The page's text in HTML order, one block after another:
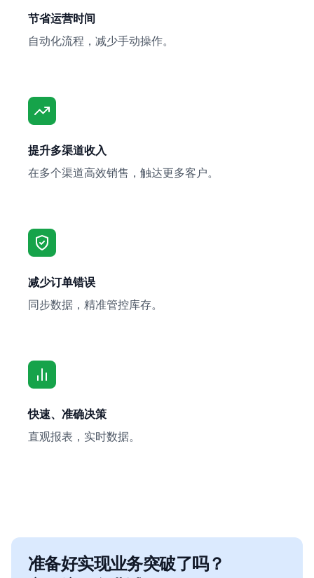
节省运营时间
自动化流程，减少手动操作。
提升多渠道收入
在多个渠道高效销售，触达更多客户。
减少订单错误
同步数据，精准管控库存。
快速、准确决策
直观报表，实时数据。
准备好实现业务突破了吗？